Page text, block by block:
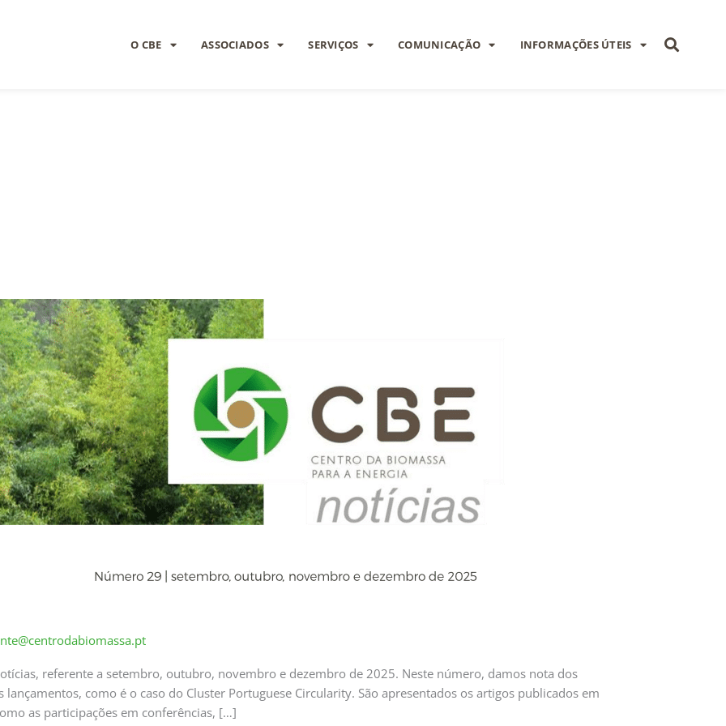
O CBE ASSOCIADOS SERVIÇOS COMUNICAÇÃO INFORMAÇÕES ÚTEIS
referente a setembro, outubro, novembro e dezembro de 2025. Neste número, damos nota dos
como é o caso do Cluster Portuguese Circularity. São apresentados os artigos publicados em
as participações em conferências, […]